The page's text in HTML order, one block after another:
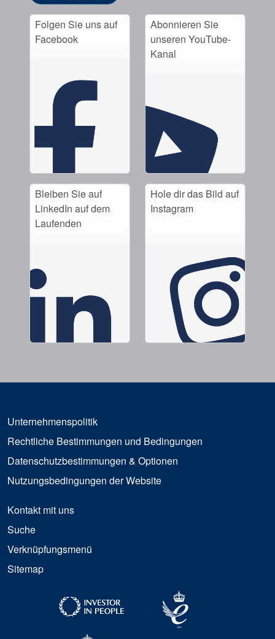
Folgen Sie uns auf
Facebook
Abonnieren Sie
unseren YouTube-
Kanal
Bleiben Sie auf
LinkedIn auf dem
Laufenden
Hole dir das Bild auf
Instagram
Unternehmenspolitik
Rechtliche Bestimmungen und Bedingungen
Datenschutzbestimmungen & Optionen
Nutzungsbedingungen der Website
Kontakt mit uns
Suche
Verknüpfungsmenü
Sitemap